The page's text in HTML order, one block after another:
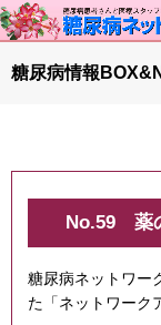
トップページ
談話室BBS
特集・連載
特集・連載 一覧へ
糖尿病情報
No.59 薬
糖尿病ネットワー
た「ネットワーク